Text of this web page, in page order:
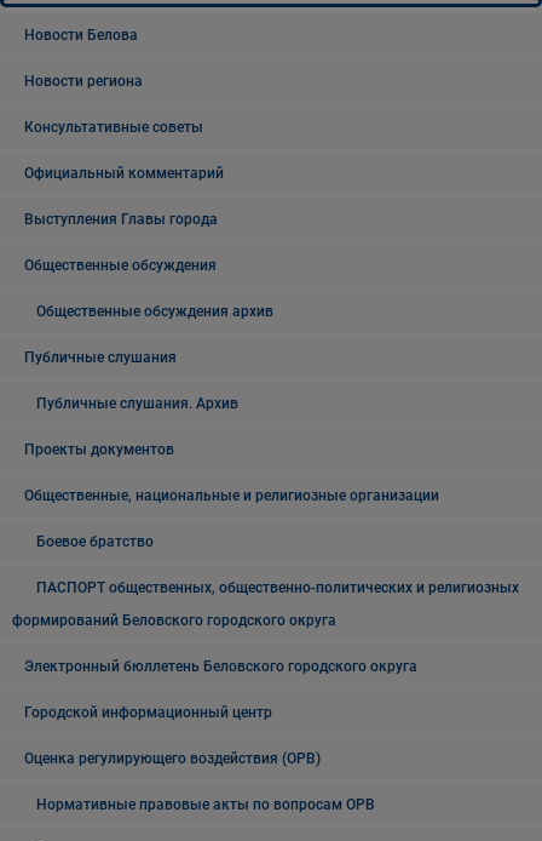
Новости Белова
Новости региона
Консультативные советы
Официальный комментарий
Выступления Главы города
Общественные обсуждения
Общественные обсуждения архив
Публичные слушания
Публичные слушания. Архив
Проекты документов
Общественные, национальные и религиозные организации
Боевое братство
ПАСПОРТ общественных, общественно-политических и религиозных
формирований Беловского городского округа
Электронный бюллетень Беловского городского округа
Городской информационный центр
Оценка регулирующего воздействия (ОРВ)
Нормативные правовые акты по вопросам ОРВ